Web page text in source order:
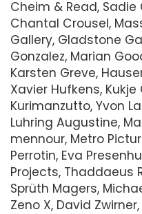
Cheim & Read, Sadie
Chantal Crousel,
Gallery, Gladstone
Gonzalez, Marian
Karsten Greve,
Xavier Hufkens,
Kurimanzutto, Yvon
Luhring Augustine,
mennour, Metro
Perrotin, Eva
Projects, Thaddaeus
Sprüth Magers,
Zeno X, David